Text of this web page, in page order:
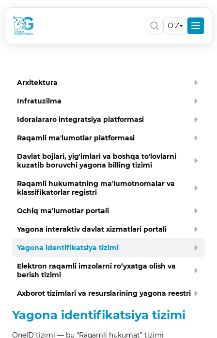
O'Z
Arxitektura
Infratuzilma
Idoralararo integratsiya platformasi
Raqamli ma'lumotlar platformasi
Davlat bojlari, yig'imlari va boshqa to'lovlarni
kuzatib boruvchi yagona billing tizimi
Raqamli hukumatning maʼlumotnomalar va
klassifikatorlar registri
Ochiq ma'lumotlar portali
Yagona interaktiv davlat xizmatlari portali
Yagona identifikatsiya tizimi
Elektron raqamli imzolarni ro‘yxatga olish va
berish tizimi
Axborot tizimlari va resurslarining yagona reestri
Yagona identifikatsiya tizimi
OneID tizimi — bu “Raqamli hukumat” tizimi